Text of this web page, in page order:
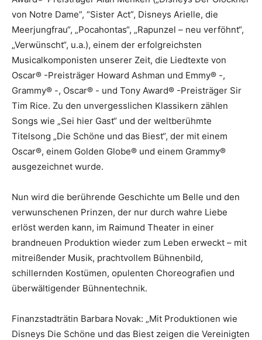
von Notre Dame”, “Sister Act”, Disneys Arielle, die
Meerjungfrau“, „Pocahontas“, „Rapunzel – neu verföhnt“,
„Verwünscht“, u.a.), einem der erfolgreichsten
Musicalkomponisten unserer Zeit, die Liedtexte von
Oscar® -Preisträger Howard Ashman und Emmy® -,
Grammy® -, Oscar® - und Tony Award® -Preisträger Sir
Tim Rice. Zu den unvergesslichen Klassikern zählen
Songs wie „Sei hier Gast“ und der weltberühmte
Titelsong „Die Schöne und das Biest“, der mit einem
Oscar®, einem Golden Globe® und einem Grammy®
ausgezeichnet wurde.
Nun wird die berührende Geschichte um Belle und den
verwunschenen Prinzen, der nur durch wahre Liebe
erlöst werden kann, im Raimund Theater in einer
brandneuen Produktion wieder zum Leben erweckt – mit
mitreißender Musik, prachtvollem Bühnenbild,
schillernden Kostümen, opulenten Choreografien und
überwältigender Bühnentechnik.
Finanzstadträtin Barbara Novak: „Mit Produktionen wie
Disneys Die Schöne und das Biest zeigen die Vereinigten